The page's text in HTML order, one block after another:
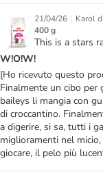
21/04/26 | Karol
400 g
This is a stars
W!O!W!
[Ho ricevuto questo
Finalmente un cibo
baileys li mangia con
di croccantino.
a digerire, si sa, tutti i
miglioramenti nel
giocare, il pelo più